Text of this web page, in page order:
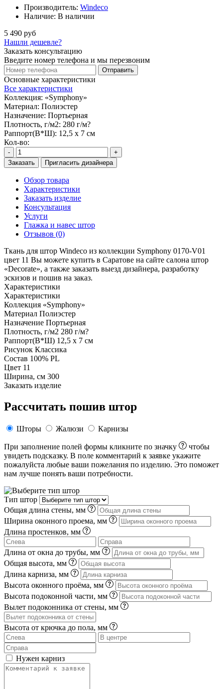
Производитель: Windeco
Наличие: В наличии
5 490 руб
Нашли дешевле?
Заказать консультацию
Введите номер телефона и мы перезвоним
Отправить
Основные характеристики
Все характеристики
Коллекция: «Symphony»
Материал: Полиэстер
Назначение: Портьерная
Плотность, г/м2: 280 г/м?
Раппорт(В*Ш): 12,5 х 7 см
Кол-во:
-
+
Заказать
Пригласить дизайнера
Обзор товара
Характеристики
Заказать изделие
Консультация
Услуги
Глажка и навес штор
Отзывов (0)
Ткань для штор Windeco из коллекции Symphony 0170-V01
цвет 11 Вы можете купить в Саратове на сайте салона штор
«Decorate», а также заказать выезд дизайнера, разработку
эскизов и пошив на заказ.
Характеристики
Характеристики
Коллекция «Symphony»
Материал Полиэстер
Назначение Портьерная
Плотность, г/м2 280 г/м?
Раппорт(В*Ш) 12,5 х 7 см
Рисунок Классика
Состав 100% PL
Цвет 11
Ширина, см 300
Заказать изделие
Рассчитать пошив штор
Шторы Жалюзи Карнизы
При заполнение полей формы кликните по значку
чтобы
увидеть подсказку. В поле комментарий к заявке укажите
пожалуйста любые ваши пожелания по изделию. Это поможет
нам лучше понять ваши потребности.
Тип штор
Общая длина стены, мм
Ширина оконного проема, мм
Длина простенков, мм
Длина от окна до трубы, мм
Общая высота, мм
Длина карниза, мм
Высота оконного проёма, мм
Высота подоконной части, мм
Вылет подоконника от стены, мм
Высота от крючка до пола, мм
Нужен карниз